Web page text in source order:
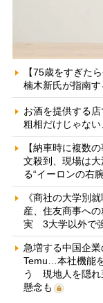
【75歳をすぎた
楠木新氏が指南
お酒を提供する
粗相だけじゃない
【納車時に複数
文殺到、現場は
る“イーロンの右
《商社の大学別
産、住友商事へ
実 3大学以外で
急増する中国企
Temu…本社機能
う 現地人を隠れ
懸念も